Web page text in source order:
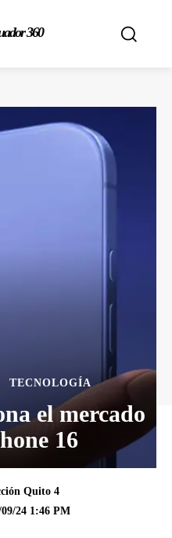
360
TECNOLOGÍA
el mercado
16
Quito 4
24 1:46 PM